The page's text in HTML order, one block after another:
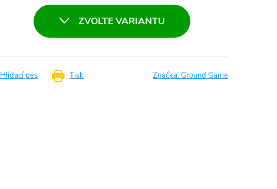
ZVOLTE VARIANTU
Tisk
Hlídací pes Značka:Ground Game